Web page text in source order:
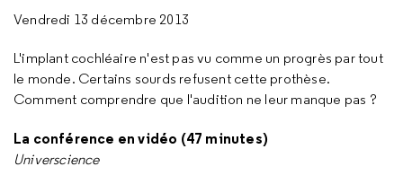
Vendredi 13 décembre 2013
L'implant cochléaire n'est pas vu comme un progrès par tout
le monde. Certains sourds refusent cette prothèse.
Comment comprendre que l'audition ne leur manque pas ?
La conférence en vidéo (47 minutes)
Universcience